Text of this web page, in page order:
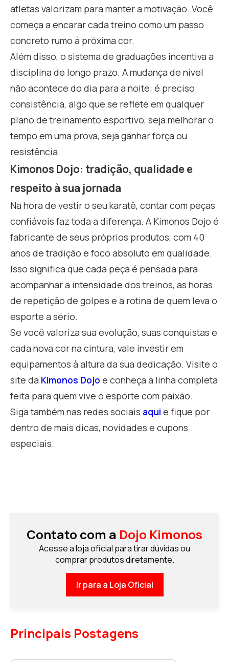
atletas valorizam para manter a motivação. Você
começa a encarar cada treino como um passo
concreto rumo à próxima cor.
Além disso, o sistema de graduações incentiva a
disciplina de longo prazo. A mudança de nível
não acontece do dia para a noite: é preciso
consistência, algo que se reflete em qualquer
plano de treinamento esportivo, seja melhorar o
tempo em uma prova, seja ganhar força ou
resistência.
Kimonos Dojo: tradição, qualidade e
respeito à sua jornada
Na hora de vestir o seu karatê, contar com peças
confiáveis faz toda a diferença. A Kimonos Dojo é
fabricante de seus próprios produtos, com 40
anos de tradição e foco absoluto em qualidade.
Isso significa que cada peça é pensada para
acompanhar a intensidade dos treinos, as horas
de repetição de golpes e a rotina de quem leva o
esporte a sério.
Se você valoriza sua evolução, suas conquistas e
cada nova cor na cintura, vale investir em
equipamentos à altura da sua dedicação. Visite o
site da Kimonos Dojo e conheça a linha completa
feita para quem vive o esporte com paixão.
Siga também nas redes sociais aqui e fique por
dentro de mais dicas, novidades e cupons
especiais.
Contato com a Dojo Kimonos
Acesse a loja oficial para tirar dúvidas ou
comprar produtos diretamente.
Ir para a Loja Oficial
Principais Postagens